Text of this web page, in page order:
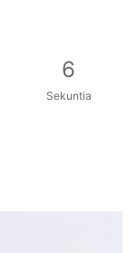
5
Sekuntia